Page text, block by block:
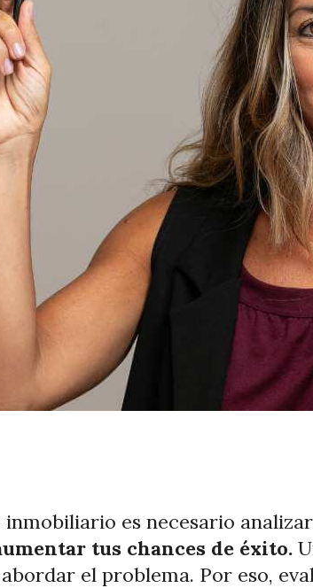
es necesario
tus chances de éxito.
el problema. Por eso,